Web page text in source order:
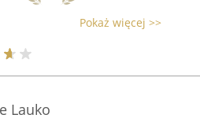
Pokaż więcej >>
Lauko